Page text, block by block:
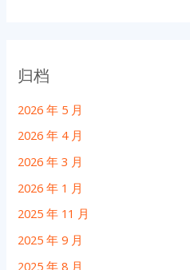
归档
2026 年 5 月
2026 年 4 月
2026 年 3 月
2026 年 1 月
2025 年 11 月
2025 年 9 月
2025 年 8 月